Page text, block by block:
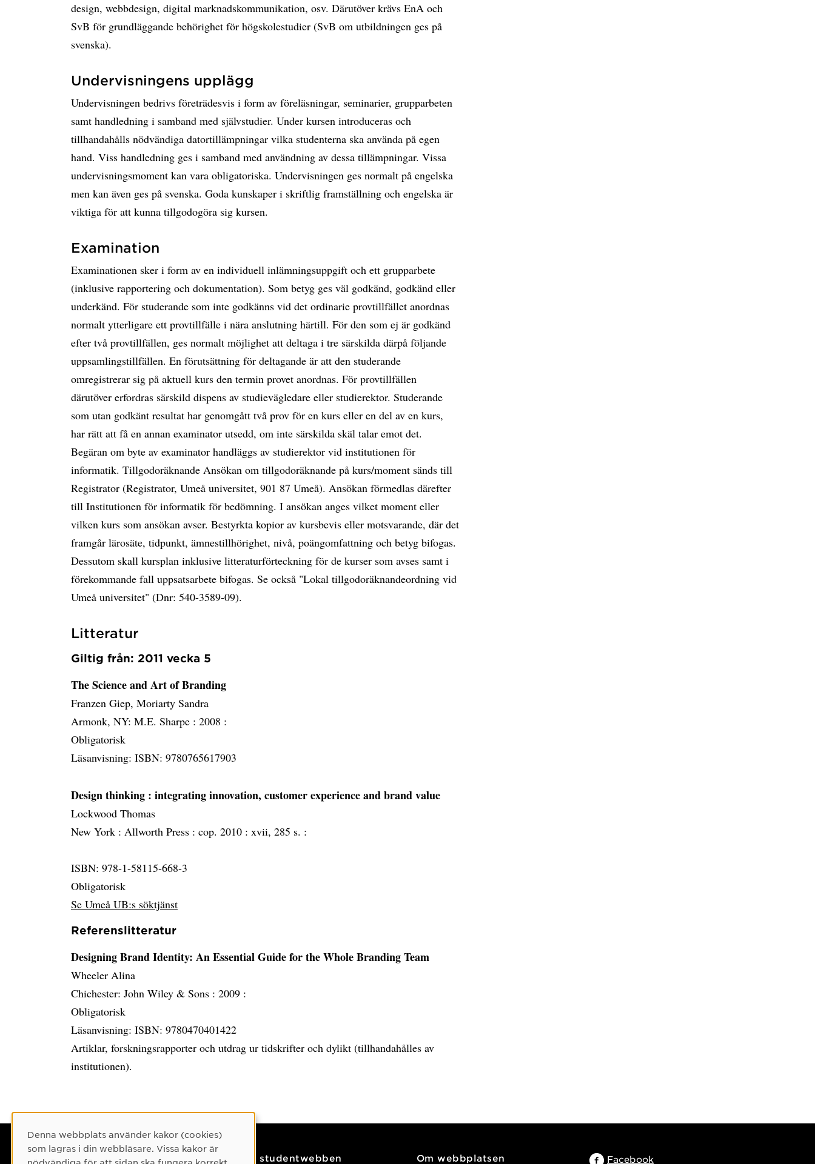
design, webbdesign, digital marknadskommunikation, osv. Därutöver krävs EnA och
SvB för grundläggande behörighet för högskolestudier (SvB om utbildningen ges på
svenska).
Undervisningens upplägg
Undervisningen bedrivs företrädesvis i form av föreläsningar, seminarier, grupparbeten
samt handledning i samband med självstudier. Under kursen introduceras och
tillhandahålls nödvändiga datortillämpningar vilka studenterna ska använda på egen
hand. Viss handledning ges i samband med användning av dessa tillämpningar. Vissa
undervisningsmoment kan vara obligatoriska. Undervisningen ges normalt på engelska
men kan även ges på svenska. Goda kunskaper i skriftlig framställning och engelska är
viktiga för att kunna tillgodogöra sig kursen.
Examination
Examinationen sker i form av en individuell inlämningsuppgift och ett grupparbete
(inklusive rapportering och dokumentation). Som betyg ges väl godkänd, godkänd eller
underkänd. För studerande som inte godkänns vid det ordinarie provtillfället anordnas
normalt ytterligare ett provtillfälle i nära anslutning härtill. För den som ej är godkänd
efter två provtillfällen, ges normalt möjlighet att deltaga i tre särskilda därpå följande
uppsamlingstillfällen. En förutsättning för deltagande är att den studerande
omregistrerar sig på aktuell kurs den termin provet anordnas. För provtillfällen
därutöver erfordras särskild dispens av studievägledare eller studierektor. Studerande
som utan godkänt resultat har genomgått två prov för en kurs eller en del av en kurs,
har rätt att få en annan examinator utsedd, om inte särskilda skäl talar emot det.
Begäran om byte av examinator handläggs av studierektor vid institutionen för
informatik. Tillgodoräknande Ansökan om tillgodoräknande på kurs/moment sänds till
Registrator (Registrator, Umeå universitet, 901 87 Umeå). Ansökan förmedlas därefter
till Institutionen för informatik för bedömning. I ansökan anges vilket moment eller
vilken kurs som ansökan avser. Bestyrkta kopior av kursbevis eller motsvarande, där det
framgår lärosäte, tidpunkt, ämnestillhörighet, nivå, poängomfattning och betyg bifogas.
Dessutom skall kursplan inklusive litteraturförteckning för de kurser som avses samt i
förekommande fall uppsatsarbete bifogas. Se också "Lokal tillgodoräknandeordning vid
Umeå universitet" (Dnr: 540-3589-09).
Litteratur
Giltig från: 2011 vecka 5
The Science and Art of Branding
Franzen Giep, Moriarty Sandra
Armonk, NY: M.E. Sharpe : 2008 :
Obligatorisk
Läsanvisning: ISBN: 9780765617903
Design thinking : integrating innovation, customer experience and brand value
Lockwood Thomas
New York : Allworth Press : cop. 2010 : xvii, 285 s. :
ISBN: 978-1-58115-668-3
Obligatorisk
Se Umeå UB:s söktjänst
Referenslitteratur
Designing Brand Identity: An Essential Guide for the Whole Branding Team
Wheeler Alina
Chichester: John Wiley & Sons : 2009 :
Obligatorisk
Läsanvisning: ISBN: 9780470401422
Artiklar, forskningsrapporter och utdrag ur tidskrifter och dylikt (tillhandahålles av
institutionen).
Kontaktuppgifter På studentwebben Om webbplatsen Facebook
Cookie-samtycke
Denna webbplats använder kakor (cookies)
som lagras i din webbläsare. Vissa kakor är